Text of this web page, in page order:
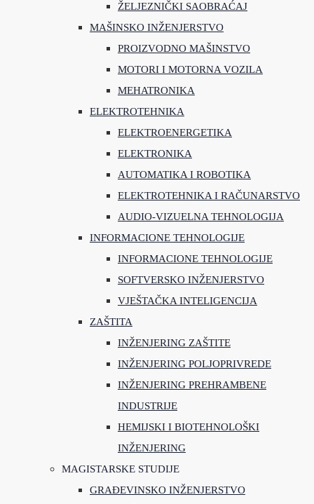
ŽELJEZNIČKI SAOBRAĆAJ
MAŠINSKO INŽENJERSTVO
PROIZVODNO MAŠINSTVO
MOTORI I MOTORNA VOZILA
MEHATRONIKA
ELEKTROTEHNIKA
ELEKTROENERGETIKA
ELEKTRONIKA
AUTOMATIKA I ROBOTIKA
ELEKTROTEHNIKA I RAČUNARSTVO
AUDIO-VIZUELNA TEHNOLOGIJA
INFORMACIONE TEHNOLOGIJE
INFORMACIONE TEHNOLOGIJE
SOFTVERSKO INŽENJERSTVO
VJEŠTAČKA INTELIGENCIJA
ZAŠTITA
INŽENJERING ZAŠTITE
INŽENJERING POLJOPRIVREDE
INŽENJERING PREHRAMBENE
INDUSTRIJE
HEMIJSKI I BIOTEHNOLOŠKI
INŽENJERING
MAGISTARSKE STUDIJE
GRAĐEVINSKO INŽENJERSTVO